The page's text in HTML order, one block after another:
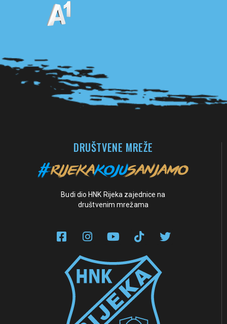
DRUŠTVENE MREŽE
Budi dio HNK Rijeka zajednice na
društvenim mrežama